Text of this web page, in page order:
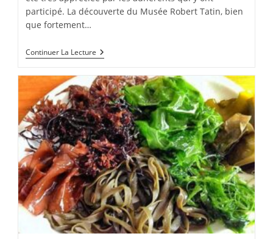
participé. La découverte du Musée Robert Tatin, bien
que fortement…
Continuer La Lecture Retour
Sur
Sortie
Musée
Robert
Tatin
Et
Mine
Bleue
Le
26
Mars
2024